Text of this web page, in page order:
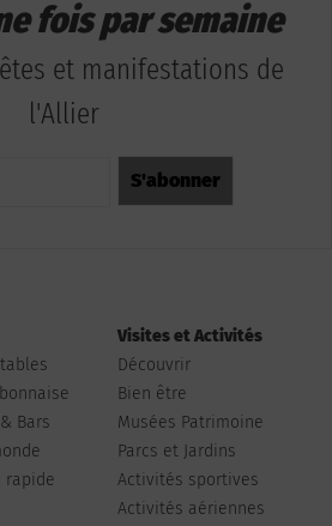
fois par semaine
et manifestations de
l'Allier
Bars
rapide
Visites et Activités
Découvrir
Bien être
Musées Patrimoine
Parcs et Jardins
Activités sportives
Activités aériennes